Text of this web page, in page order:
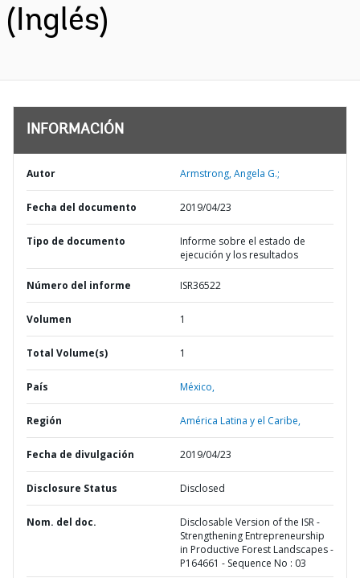
(Inglés)
INFORMACIÓN
Autor Armstrong, Angela G.;
Fecha del documento 2019/04/23
Tipo de documento
Informe sobre el estado de
ejecución y los resultados
Número del informe ISR36522
Volumen 1
Total Volume(s) 1
País México,
Región América Latina y el Caribe,
Fecha de divulgación 2019/04/23
Disclosure Status Disclosed
Nom. del doc.
Disclosable Version of the ISR -
Strengthening Entrepreneurship
in Productive Forest Landscapes -
P164661 - Sequence No : 03